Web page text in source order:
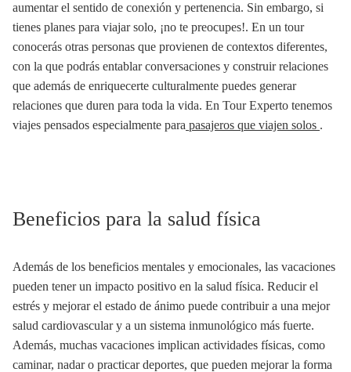
aumentar el sentido de conexión y pertenencia. Sin embargo, si
tienes planes para viajar solo, ¡no te preocupes!. En un tour
conocerás otras personas que provienen de contextos diferentes,
con la que podrás entablar conversaciones y construir relaciones
que además de enriquecerte culturalmente puedes generar
relaciones que duren para toda la vida. En Tour Experto tenemos
viajes pensados especialmente para pasajeros que viajen solos .
Beneficios para la salud física
Además de los beneficios mentales y emocionales, las vacaciones
pueden tener un impacto positivo en la salud física. Reducir el
estrés y mejorar el estado de ánimo puede contribuir a una mejor
salud cardiovascular y a un sistema inmunológico más fuerte.
Además, muchas vacaciones implican actividades físicas, como
caminar, nadar o practicar deportes, que pueden mejorar la forma